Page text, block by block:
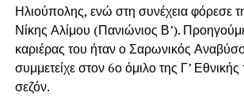
Ηλιούπολης, ενώ στη συνέχεια φόρεσε
Νίκης Αλίμου (Πανιώνιος Β’).
καριέρας του ήταν ο Σαρωνικός
συμμετείχε στον 6ο όμιλο της Γ’
σεζόν.